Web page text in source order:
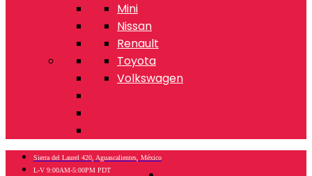
Mini
Nissan
Renault
Toyota
Volkswagen
Sierra del Laurel 420, Aguascalientes, México
L-V 9:00AM-5:00PM PDT